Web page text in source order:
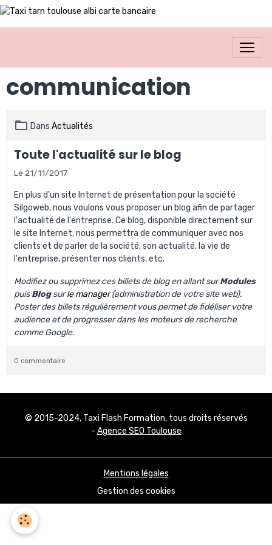
communication
Dans Actualités
Toute l'actualité sur le blog
Le 21/11/2017
En plus d'un site Internet de présentation pour la société
Silgoweb, nous voulons vous proposer un blog afin de partager
l'actualité de l'entreprise. Ce blog, disponible directement sur
le site Internet, nous permettra de communiquer avec nos
clients et de parler de la société, son actualité, la vie de
l'entreprise, présenter nos clients, etc.
Modifiez ou supprimez ces billets de blog en allant surModules
puisBlogsurle manager(administration de votre site web).
Poster des billets régulièrement vous permet de fidéliser votre
audience et de progresser dans les moteurs de recherche
comme Google.
0 commentaire
© 2015-2024, Taxi Flash Formation, tous droits réservés
- Agence SEO Toulouse
Mentions légales
Gestion des cookies